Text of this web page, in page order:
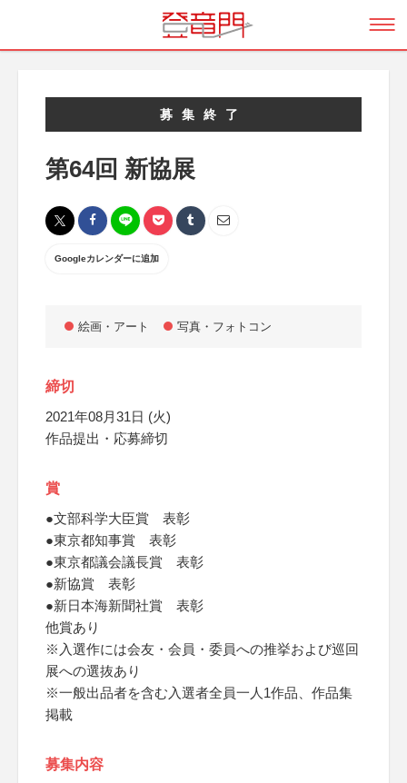
募集終了
第64回 新協展
Googleカレンダーに追加
絵画・アート 写真・フォトコン
締切
2021年08月31日 (火)
作品提出・応募締切
賞
●文部科学大臣賞 表彰
●東京都知事賞 表彰
●東京都議会議長賞 表彰
●新協賞 表彰
●新日本海新聞社賞 表彰
他賞あり
※入選作には会友・会員・委員への推挙および巡回
展への選抜あり
※一般出品者を含む入選者全員一人1作品、作品集
掲載
募集内容